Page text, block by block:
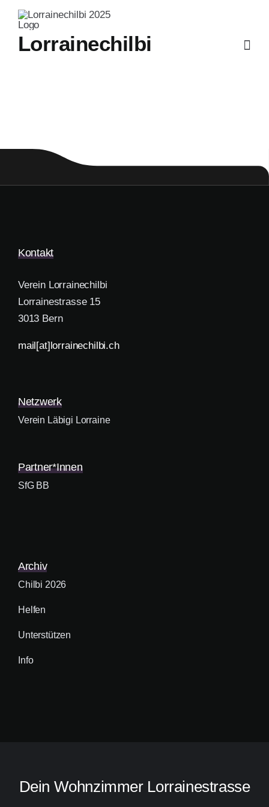
Skip
contentLorrainechilbi
Kontakt
Verein Lorrainechilbi
Lorrainestrasse 15
3013 Bern
mail[at]lorrainechilbi.ch
Netzwerk
Verein Läbigi Lorraine
Partner*innen
SfG BB
Archiv
Chilbi 2026
Helfen
Unterstützen
Info
Dein Wohnzimmer Lorrainestrasse